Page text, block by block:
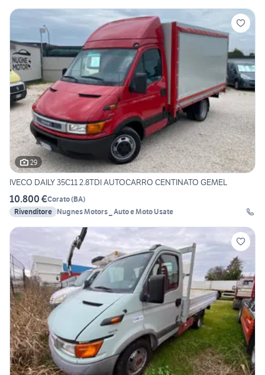
29
IVECO DAILY 35C11 2.8TDI AUTOCARRO CENTINATO GEMEL
10.800 €Corato(BA)
Rivenditore Nugnes Motors _ Auto e Moto Usate